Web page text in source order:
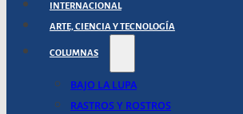
INTERNACIONAL
ARTE, CIENCIA Y TECNOLOGÍA
COLUMNAS
BAJO LA LUPA
RASTROS Y ROSTROS